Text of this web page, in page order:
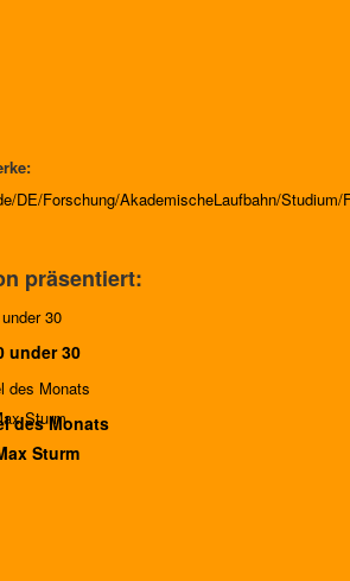
Sturm
DE/Forschung/AkademischeLaufbahn/
präsentiert:
under 30
des Monats